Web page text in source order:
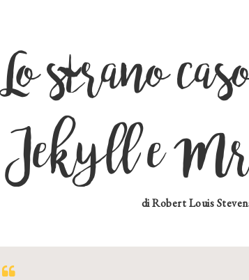
Lo strano
Jekyll e
di Robert Louis